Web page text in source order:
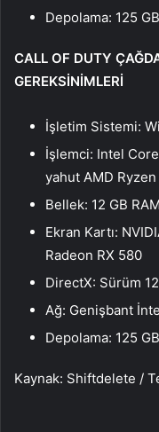
Depolama: 125
CALL OF DUTY
GEREKSİNİMLERİ
İşletim Sistemi:
İşlemci: Intel
yahut AMD
Bellek: 12 GB RAM
Ekran Kartı:
Radeon RX 580
DirectX: Sürüm 12
Ağ: Genişbant
Depolama: 125
Kaynak: Shiftdelete /